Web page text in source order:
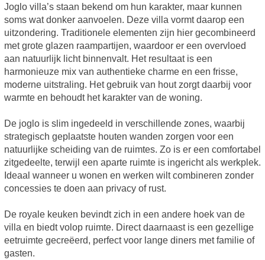
Joglo villa’s staan bekend om hun karakter, maar kunnen
soms wat donker aanvoelen. Deze villa vormt daarop een
uitzondering. Traditionele elementen zijn hier gecombineerd
met grote glazen raampartijen, waardoor er een overvloed
aan natuurlijk licht binnenvalt. Het resultaat is een
harmonieuze mix van authentieke charme en een frisse,
moderne uitstraling. Het gebruik van hout zorgt daarbij voor
warmte en behoudt het karakter van de woning.
De joglo is slim ingedeeld in verschillende zones, waarbij
strategisch geplaatste houten wanden zorgen voor een
natuurlijke scheiding van de ruimtes. Zo is er een comfortabel
zitgedeelte, terwijl een aparte ruimte is ingericht als werkplek.
Ideaal wanneer u wonen en werken wilt combineren zonder
concessies te doen aan privacy of rust.
De royale keuken bevindt zich in een andere hoek van de
villa en biedt volop ruimte. Direct daarnaast is een gezellige
eetruimte gecreëerd, perfect voor lange diners met familie of
gasten.